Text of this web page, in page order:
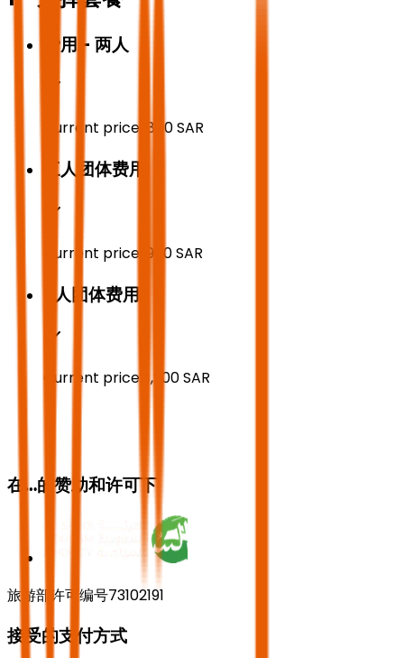
费用 - 两人
Current price: 850SAR
三人团体费用
Current price: 950SAR
6人团体费用
Current price: 1,200SAR
在…的赞助和许可下
旅游部许可编号73102191
接受的支付方式